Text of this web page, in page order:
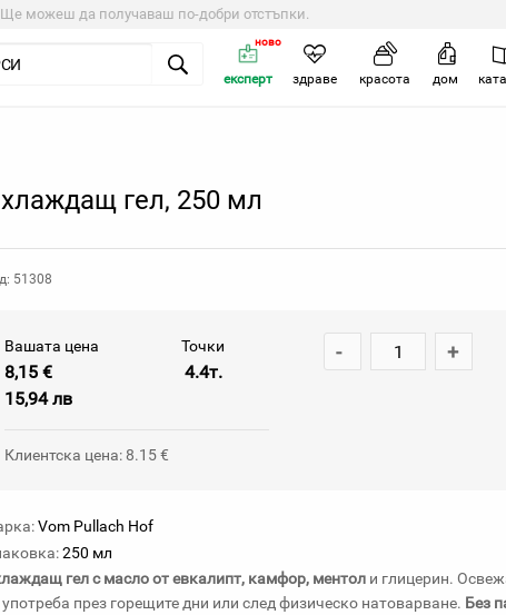
Ще можеш да получаваш по-добри отстъпки.
експерт
ново
здраве красота дом
гел, 250 мл
51308
Вашата цена
8,15 €
15,94 лв
Точки
4.4т.
Клиентска цена: 8.15 €
- +
Vom Pullach Hof
250 мл
гел с масло от евкалипт, камфор, ментол и глицерин.
употреба през горещите дни или след физическо натоварване. Без